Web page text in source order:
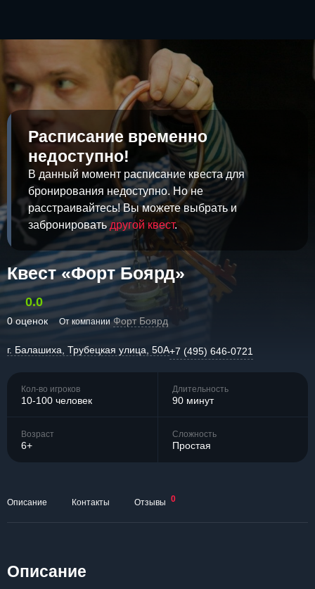
Расписание временно
недоступно!
В данный момент расписание квеста для
бронирования недоступно. Но не
расстраивайтесь! Вы можете выбрать и
забронировать другой квест.
Квест «Форт Боярд»
0.0
0 оценок От компании Форт Боярд
г. Балашиха, Трубецкая улица, 50А+7 (495) 646-0721
Кол-во игроков
10-100 человек
Длительность
90 минут
Возраст
6+
Сложность
Простая
Описание Контакты Отзывы 0
Описание